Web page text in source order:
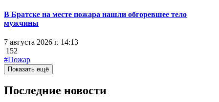
В Братске на месте пожара нашли обгоревшее тело
мужчины
7 августа 2026 г. 14:13
152
#Пожар
Показать ещё
Последние новости